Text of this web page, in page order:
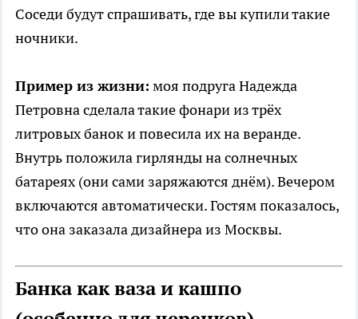
Соседи будут спрашивать, где вы купили такие
ночники.
Пример из жизни: моя подруга Надежда
Петровна сделала такие фонари из трёх
литровых банок и повесила их на веранде.
Внутрь положила гирлянды на солнечных
батареях (они сами заряжаются днём). Вечером
включаются автоматически. Гостям показалось,
что она заказала дизайнера из Москвы.
Банка как ваза и кашпо